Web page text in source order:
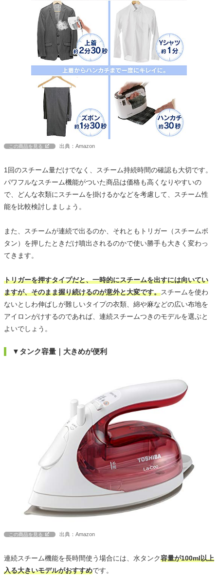
この商品を見る 出典：Amazon
1回のスチーム量だけでなく、スチーム持続時間の確認も大切です。
パワフルなスチーム機能がついた商品は価格も高くなりやすいの
で、どんな衣類にスチームを掛けるかなどを考慮して、スチーム性
能を比較検討しましょう。
また、スチームが連続で出るのか、それともトリガー（スチームボ
タン）を押したときだけ噴出されるのかで使い勝手も大きく変わっ
てきます。
トリガーを押すタイプだと、一時的にスチームを出すには向いてい
ますが、そのまま握り続けるのが意外と大変です。スチームを使わ
ないとしわ伸ばしが難しいタイプの衣類、綿や麻などの広い布地を
アイロンがけするのであれば、連続スチームつきのモデルを選ぶと
よいでしょう。
▼タンク容量｜大きめが便利
この商品を見る 出典：Amazon
連続スチーム機能を長時間使う場合には、水タンク容量が100ml以上
入る大きいモデルがおすすめです。